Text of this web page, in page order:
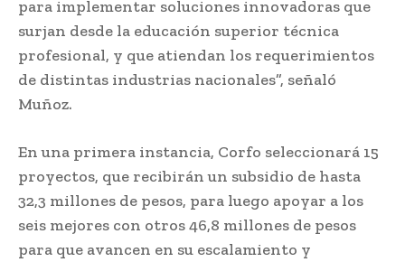
para implementar soluciones innovadoras que
surjan desde la educación superior técnica
profesional, y que atiendan los requerimientos
de distintas industrias nacionales”, señaló
Muñoz.
En una primera instancia, Corfo seleccionará 15
proyectos, que recibirán un subsidio de hasta
32,3 millones de pesos, para luego apoyar a los
seis mejores con otros 46,8 millones de pesos
para que avancen en su escalamiento y